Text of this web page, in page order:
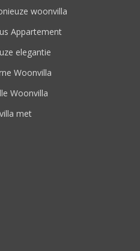
woonvilla
Appartement
elegantie
Woonvilla
Woonvilla
met